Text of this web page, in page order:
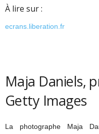
À lire sur :
ecrans.liberation.fr
Maja Daniels,
Getty Images
La photographe Maja